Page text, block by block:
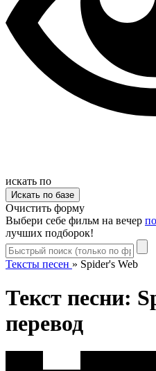
искать по
Очистить форму
Выбери себе фильм на вечер
лучших подборок!
Тексты песен » Spider's Web
Текст песни:
перевод